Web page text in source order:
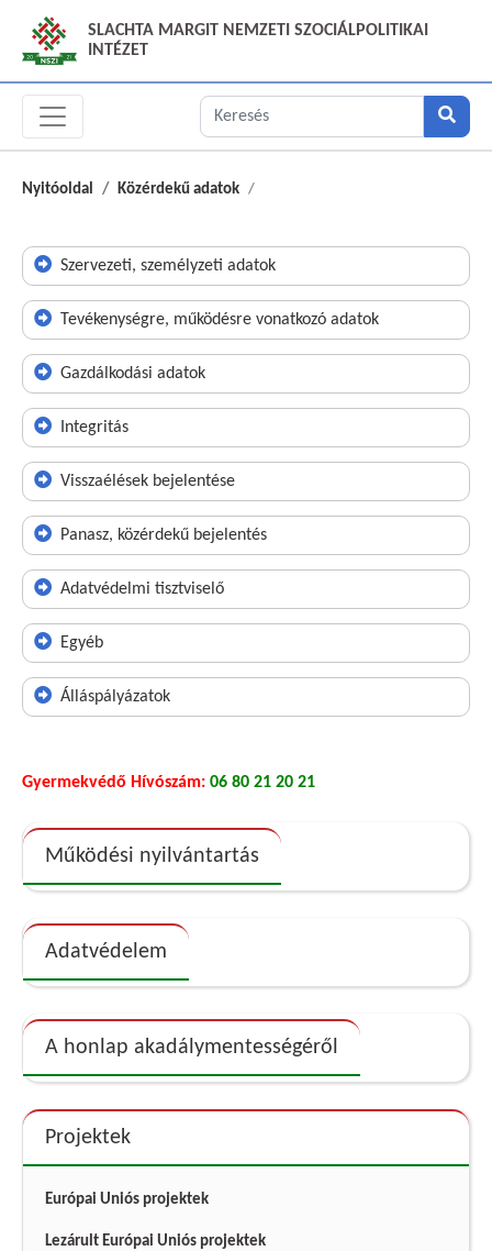
SLACHTA MARGIT NEMZETI SZOCIÁLPOLITIKAI
INTÉZET
Nyitóoldal Közérdekű adatok
Szervezeti, személyzeti adatok
Tevékenységre, működésre vonatkozó adatok
Gazdálkodási adatok
Integritás
Visszaélések bejelentése
Panasz, közérdekű bejelentés
Adatvédelmi tisztviselő
Egyéb
Álláspályázatok
Gyermekvédő Hívószám: 06 80 21 20 21
Működési nyilvántartás
Adatvédelem
A honlap akadálymentességéről
Projektek
Európai Uniós projektek
Lezárult Európai Uniós projektek